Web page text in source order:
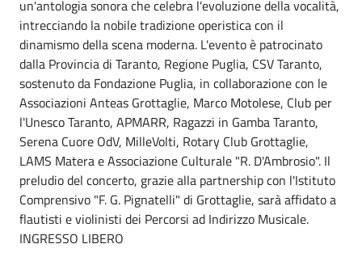
un'antologia sonora che celebra l'evoluzione della vocalità,
intrecciando la nobile tradizione operistica con il
dinamismo della scena moderna. L'evento è patrocinato
dalla Provincia di Taranto, Regione Puglia, CSV Taranto,
sostenuto da Fondazione Puglia, in collaborazione con le
Associazioni Anteas Grottaglie, Marco Motolese, Club per
l'Unesco Taranto, APMARR, Ragazzi in Gamba Taranto,
Serena Cuore OdV, MilleVolti, Rotary Club Grottaglie,
LAMS Matera e Associazione Culturale "R. D'Ambrosio". Il
preludio del concerto, grazie alla partnership con l'Istituto
Comprensivo "F. G. Pignatelli" di Grottaglie, sarà affidato a
flautisti e violinisti dei Percorsi ad Indirizzo Musicale.
INGRESSO LIBERO